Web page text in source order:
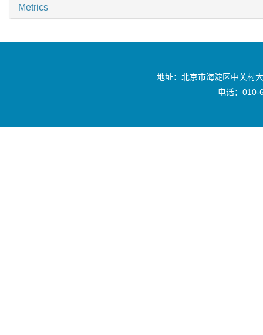
Metrics
地址：北京市海淀区中关村
电话：